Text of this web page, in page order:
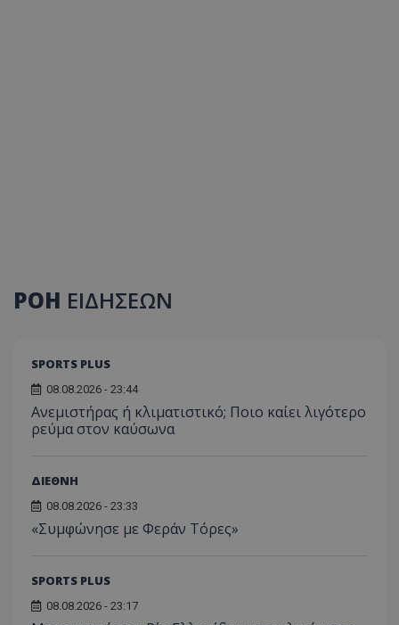
ΡΟΗ ΕΙΔΗΣΕΩΝ
SPORTS PLUS
08.08.2026 - 23:44
Ανεμιστήρας ή κλιματιστικό; Ποιο καίει λιγότερο
ρεύμα στον καύσωνα
ΔΙΕΘΝΗ
08.08.2026 - 23:33
«Συμφώνησε με Φεράν Τόρες»
SPORTS PLUS
08.08.2026 - 23:17